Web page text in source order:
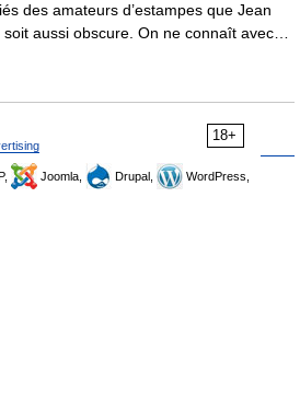
des amateurs d’estampes que Jean
soit aussi obscure. On ne connaît avec…
18+
Joomla, Drupal,
WordPress,